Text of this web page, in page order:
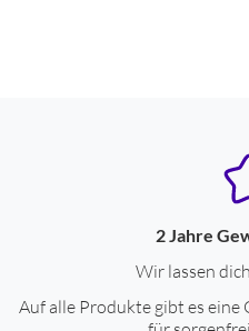
2 Jahre
Wir lassen
Auf alle Produkte gibt es eine